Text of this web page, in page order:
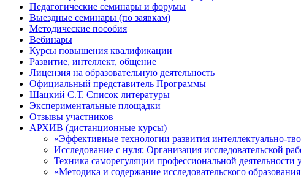
Педагогические семинары и форумы
Выездные семинары (по заявкам)
Методические пособия
Вебинары
Курсы повышения квалификации
Развитие, интеллект, общение
Лицензия на образовательную деятельность
Официальный представитель Программы
Шацкий С.Т. Список литературы
Экспериментальные площадки
Отзывы участников
АРХИВ (дистанционные курсы)
«Эффективные технологии развития интеллектуально-
Исследование с нуля: Организация исследовательской
Техника саморегуляции профессиональной деятельности
«Методика и содержание исследовательского